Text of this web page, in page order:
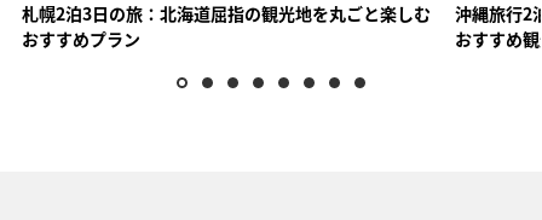
ANAトラベラーズ厳選 有馬
ANAトラベラーズ厳選 城崎・
湯村
札幌2泊3日の旅：北海道屈指の観光地を丸ごと楽しむ
おすすめプラン
沖縄旅行2
おすすめ